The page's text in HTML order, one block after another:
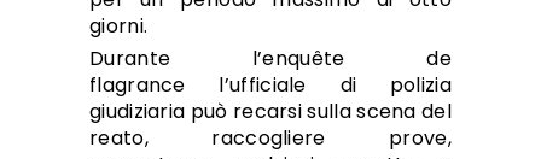
giorni.
Durante l’enquête de
flagrance l’ufficiale di polizia
giudiziaria può recarsi sulla scena del
reato, raccogliere prove,